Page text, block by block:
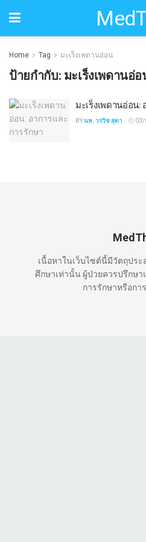
Home Tag มะเร็งเพดานอ่อน
ป้ายกำกับ: มะเร็งเพดานอ่อ
มะเร็งเพดานอ่อน:
BYนพ. วรวิช สุตา 03/
เนื้อหาในเว็บไซต์นี้มีวัตถุปร
ศึกษาเท่านั้น ผู้ป่วยควรปรึกษ
การรักษาหรือกา